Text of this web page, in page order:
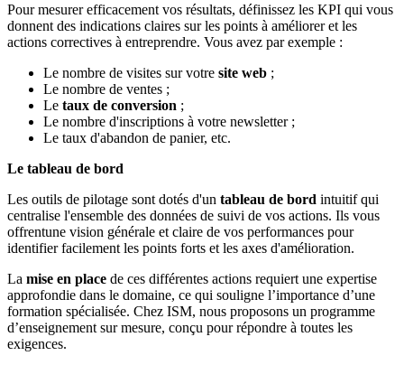
Pour mesurer efficacement vos résultats, définissez les KPI qui vous
donnent des indications claires sur les points à améliorer et les
actions correctives à entreprendre. Vous avez par exemple :
Le nombre de visites sur votre site web ;
Le nombre de ventes ;
Le taux de conversion ;
Le nombre d'inscriptions à votre newsletter ;
Le taux d'abandon de panier, etc.
Le tableau de bord
Les outils de pilotage sont dotés d'un tableau de bord intuitif qui
centralise l'ensemble des données de suivi de vos actions. Ils vous
offrentune vision générale et claire de vos performances pour
identifier facilement les points forts et les axes d'amélioration.
La mise en place de ces différentes actions requiert une expertise
approfondie dans le domaine, ce qui souligne l’importance d’une
formation spécialisée. Chez ISM, nous proposons un programme
d’enseignement sur mesure, conçu pour répondre à toutes les
exigences.